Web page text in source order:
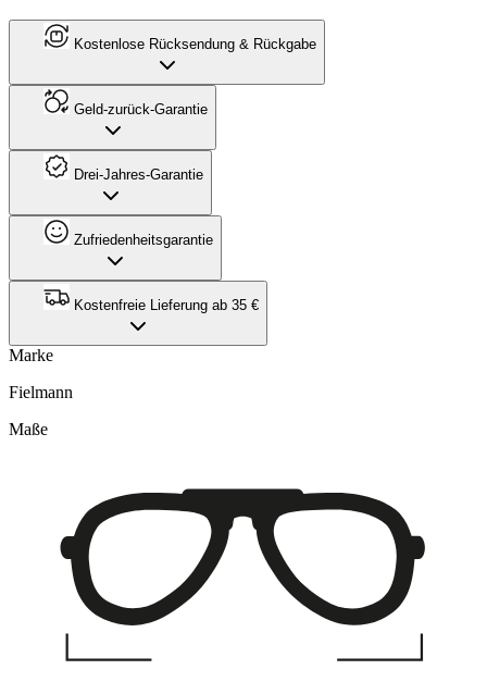
Kostenlose Rücksendung & Rückgabe
Geld-zurück-Garantie
Drei-Jahres-Garantie
Zufriedenheitsgarantie
Kostenfreie Lieferung ab 35 €
Marke
Fielmann
Maße